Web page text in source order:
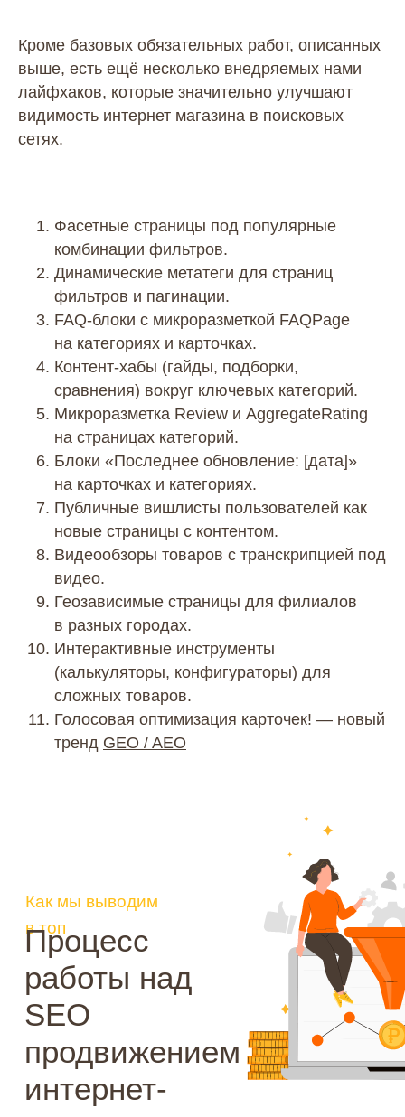
Кроме базовых обязательных работ, описанных
выше, есть ещё несколько внедряемых нами
лайфхаков, которые значительно улучшают
видимость интернет магазина в поисковых
сетях.
Фасетные страницы под популярные
комбинации фильтров.
Динамические метатеги для страниц
фильтров и пагинации.
FAQ‑блоки с микроразметкой FAQPage
на категориях и карточках.
Контент‑хабы (гайды, подборки,
сравнения) вокруг ключевых категорий.
Микроразметка Review и AggregateRating
на страницах категорий.
Блоки «Последнее обновление: [дата]»
на карточках и категориях.
Публичные вишлисты пользователей как
новые страницы с контентом.
Видеообзоры товаров с транскрипцией под
видео.
Геозависимые страницы для филиалов
в разных городах.
Интерактивные инструменты
(калькуляторы, конфигураторы) для
сложных товаров.
Голосовая оптимизация карточек! — новый
тренд GEO / AEO
Почём SEO
для магазина?
Стоимость SEO
для интернет-
магазина